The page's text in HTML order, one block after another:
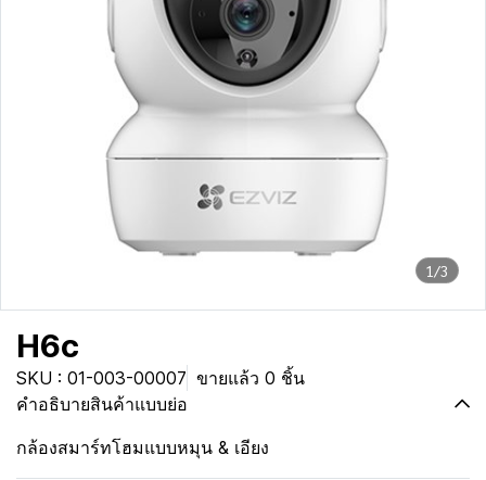
1/3
H6c
SKU : 01-003-00007 ขายแล้ว 0 ชิ้น
คำอธิบายสินค้าแบบย่อ
กล้องสมาร์ทโฮมแบบหมุน & เอียง